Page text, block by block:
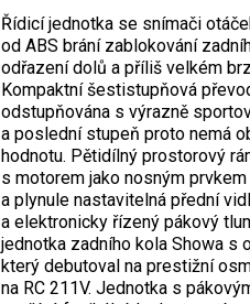
Řídicí jednotka se snímači
od ABS brání zablokování
odřazení dolů a příliš velkém
Kompaktní šestistupňová
odstupňována s výrazně
a poslední stupeň proto nemá
hodnotu. Pětidílný prostorový
s motorem jako nosným
a plynule ­nastavitelná přední
a elektronicky řízený pákový
jednotka zadního kola Showa s
který debutoval na prestižní
na RC 211V. Jednotka s